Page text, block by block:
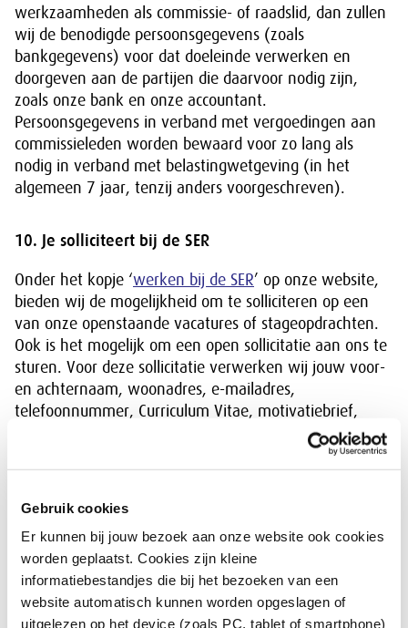
Gebruik cookies
Er kunnen bij jouw bezoek aan onze website ook cookies
worden geplaatst. Cookies zijn kleine
informatiebestandjes die bij het bezoeken van een
website automatisch kunnen worden opgeslagen of
uitgelezen op het device (zoals PC, tablet of smartphone)
werkzaamheden als commissie- of raadslid, dan zullen
wij de benodigde persoonsgegevens (zoals
bankgegevens) voor dat doeleinde verwerken en
doorgeven aan de partijen die daarvoor nodig zijn,
zoals onze bank en onze accountant.
Persoonsgegevens in verband met vergoedingen aan
commissieleden worden bewaard voor zo lang als
nodig in verband met belastingwetgeving (in het
algemeen 7 jaar, tenzij anders voorgeschreven).
10. Je solliciteert bij de SER
Onder het kopje ‘werken bij de SER’ op onze website,
bieden wij de mogelijkheid om te solliciteren op een
van onze openstaande vacatures of stageopdrachten.
Ook is het mogelijk om een open sollicitatie aan ons te
sturen. Voor deze sollicitatie verwerken wij jouw voor-
en achternaam, woonadres, e-mailadres,
telefoonnummer, Curriculum Vitae, motivatiebrief,
salarisindicatie, referenties en eventuele overige
informatie die je meestuurt met jouw sollicitatie. Voor
omtrent het gedrag (VOG) worden gevraagd.
Als onderdeel van de procedure is het mogelijk dat wij
op internet zoeken naar openbaar beschikbare
informatie over jou, zoals jouw social-media profielen.
Indien de verkregen informatie van invloed is op het
verloop van de procedure dan zal deze informatie met